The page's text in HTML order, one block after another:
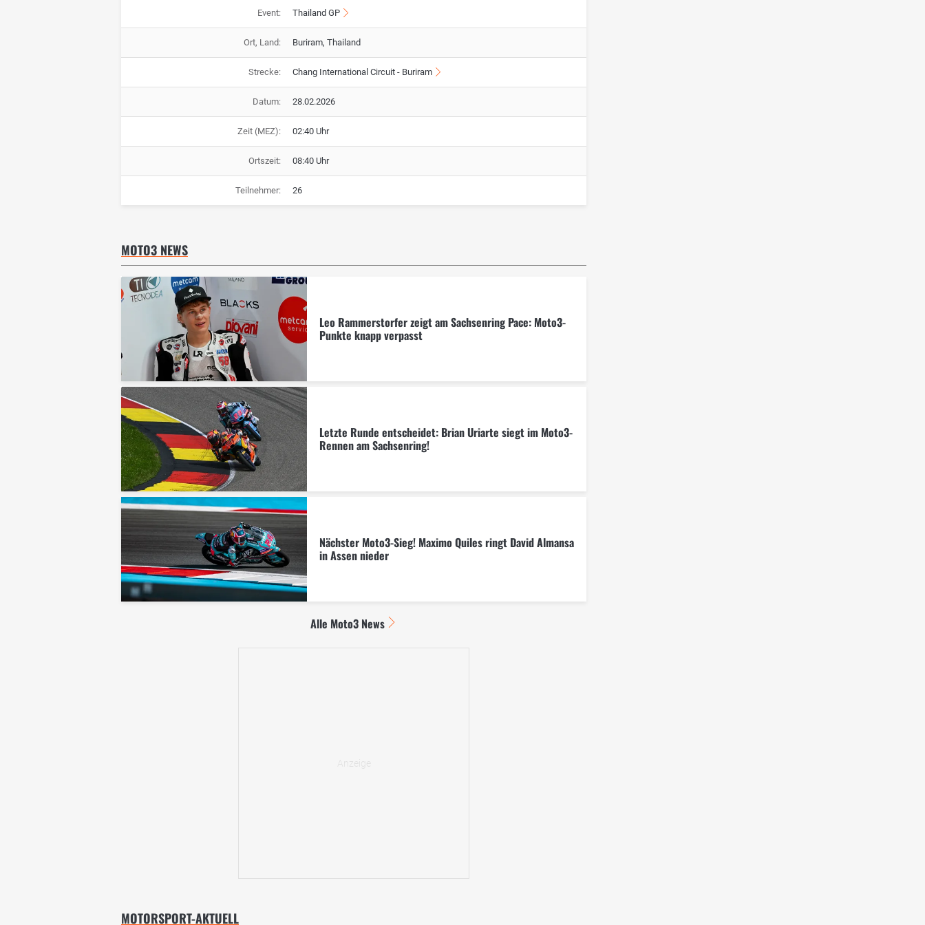
Event: Thailand GP
Ort, Land: Buriram, Thailand
Strecke: Chang International Circuit - Buriram
Datum: 28.02.2026
Zeit (MEZ): 02:40 Uhr
Ortszeit: 08:40 Uhr
Teilnehmer: 26
MOTO3 NEWS
Leo Rammerstorfer zeigt am Sachsenring Pace: Moto3-
Punkte knapp verpasst
Letzte Runde entscheidet: Brian Uriarte siegt im Moto3-
Rennen am Sachsenring!
Nächster Moto3-Sieg! Maximo Quiles ringt David Almansa
in Assen nieder
Alle Moto3 News
MOTORSPORT-AKTUELL